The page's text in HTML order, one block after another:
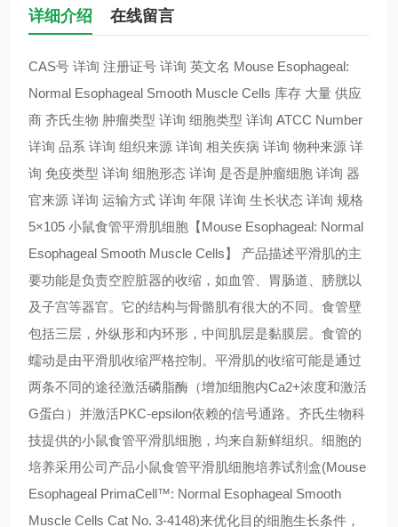
详细介绍 在线留言
CAS号 详询 注册证号 详询 英文名 Mouse Esophageal:
Normal Esophageal Smooth Muscle Cells 库存 大量 供应
商 齐氏生物 肿瘤类型 详询 细胞类型 详询 ATCC Number
详询 品系 详询 组织来源 详询 相关疾病 详询 物种来源 详
询 免疫类型 详询 细胞形态 详询 是否是肿瘤细胞 详询 器
官来源 详询 运输方式 详询 年限 详询 生长状态 详询 规格
5×105 小鼠食管平滑肌细胞【Mouse Esophageal: Normal
Esophageal Smooth Muscle Cells】 产品描述平滑肌的主
要功能是负责空腔脏器的收缩，如血管、胃肠道、膀胱以
及子宫等器官。它的结构与骨骼肌有很大的不同。食管壁
包括三层，外纵形和内环形，中间肌层是黏膜层。食管的
蠕动是由平滑肌收缩严格控制。平滑肌的收缩可能是通过
两条不同的途径激活磷脂酶（增加细胞内Ca2+浓度和激活
G蛋白）并激活PKC-epsilon依赖的信号通路。齐氏生物科
技提供的小鼠食管平滑肌细胞，均来自新鲜组织。细胞的
培养采用公司产品小鼠食管平滑肌细胞培养试剂盒(Mouse
Esophageal PrimaCell™: Normal Esophageal Smooth
Muscle Cells Cat No. 3-4148)来优化目的细胞生长条件，